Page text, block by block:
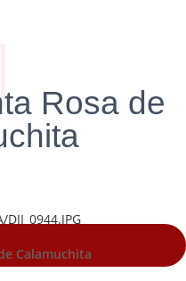
Rosa de
Calamuchita